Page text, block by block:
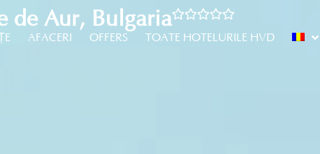
de Aur, Bulgaria
AFACERI OFFERS TOATE HOTELURILE HVD